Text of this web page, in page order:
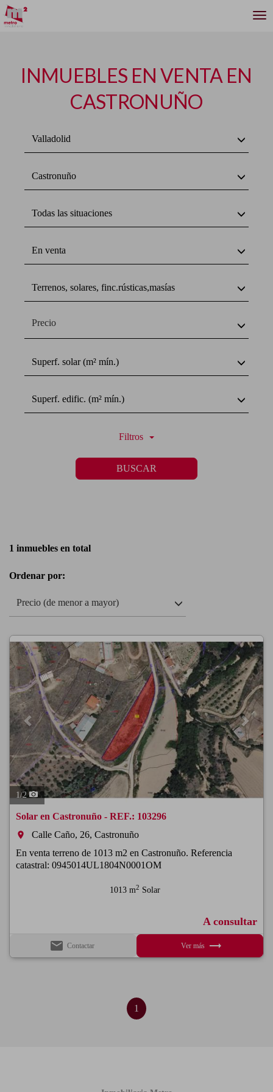
INMUEBLES EN VENTA EN
CASTRONUÑO
Valladolid
Castronuño
Todas las situaciones
En venta
Terrenos, solares, finc.rústicas,masías
Precio
Superf. solar (m² mín.)
Superf. edific. (m² mín.)
Filtros
BUSCAR
1 inmuebles en total
Ordenar por:
Precio (de menor a mayor)
Previous Next
1/2
Solar en Castronuño - REF.: 103296
room
Calle Caño, 26, Castronuño
En venta terreno de 1013 m2 en Castronuño. Referencia
catastral: 0945014UL1804N0001OM
1013 m2 Solar
A consultar
email Contactar Ver más trending_flat
1